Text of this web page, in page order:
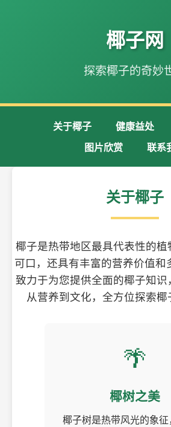
椰子网
探索椰子的奇妙
关于椰子 健康益处
图片欣赏
联系
关于椰子
椰子是热带地区最具代表性的
可口，还具有丰富的营养价值和
致力于为您提供全面的椰子知识
从营养到文化，全方位探索椰
🌴
椰树之美
椰子树是热带风光的象